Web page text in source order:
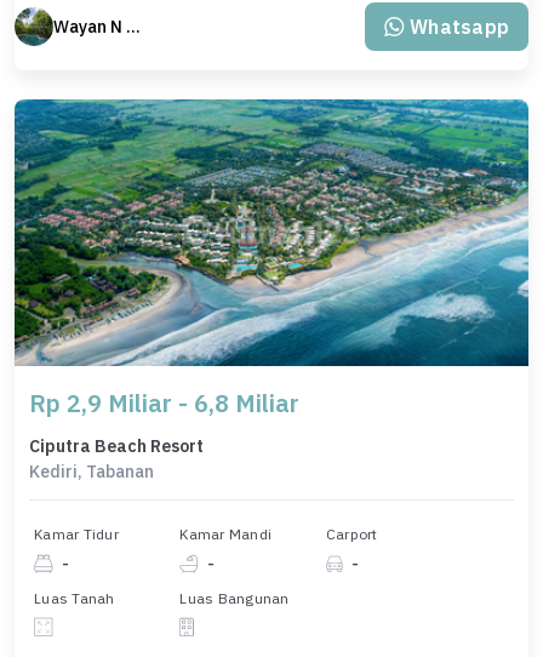
Wayan N Bali Whatsapp
Rp 2,9 Miliar - 6,8 Miliar
Ciputra Beach Resort
Kediri, Tabanan
Kamar Tidur
-
Kamar Mandi
-
Carport
-
Luas Tanah Luas Bangunan